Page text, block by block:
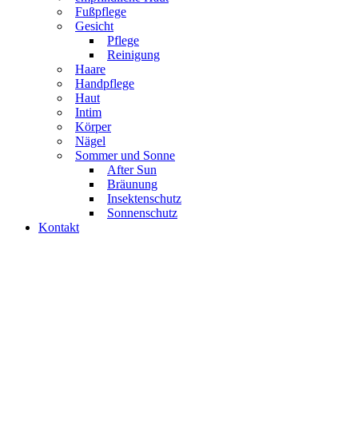
Fußpflege
Gesicht
Pflege
Reinigung
Haare
Handpflege
Haut
Intim
Körper
Nägel
Sommer und Sonne
After Sun
Bräunung
Insektenschutz
Sonnenschutz
Kontakt